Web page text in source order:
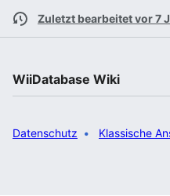
Zuletzt bearbeitet vor 7
WiiDatabase Wiki
Datenschutz Klassische